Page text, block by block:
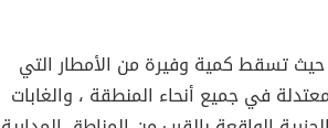
تسقط كمية وفيرة من الأمطار التي
في جميع أنحاء المنطقة ، والغابات